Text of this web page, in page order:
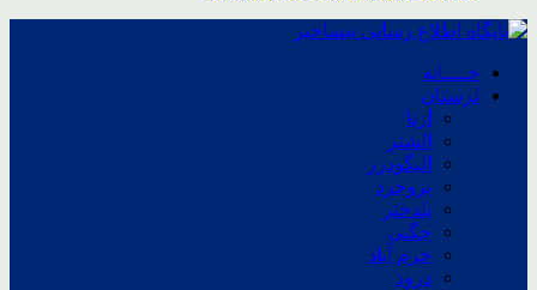
خــــانه
لرستان
ازنا
الشتر
الیگودرز
بروجرد
پلدختر
چگنی
خرم آباد
درود